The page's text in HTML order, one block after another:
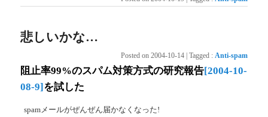
悲しいかな…
Posted on 2004-10-14 Tagged : Anti-spam
阻止率99%のスパム対策方式の研究報告[2004-10-
08-9] を試した
spamメールがぜんぜん届かなくなった!